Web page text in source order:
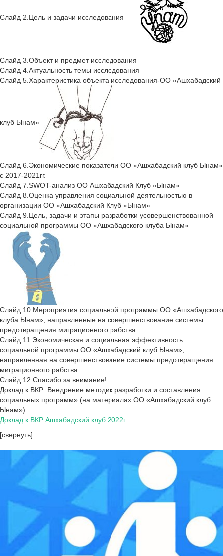
Слайд 2.Цель и задачи исследования
Слайд 3.Объект и предмет исследования
Слайд 4.Актуальность темы исследования
Слайд 5.Характеристика объекта исследования-ОО «Ашхабадский
клуб Ынам»
Слайд 6.Экономические показатели ОО «Ашхабадский клуб Ынам»
с 2017-2021гг.
Слайд 7.SWOT-анализ ОО Ашхабадский Клуб «Ынам»
Слайд 8.Оценка управления социальной деятельностью в
организации ОО «Ашхабадский Клуб «Ынам»
Слайд 9.Цель, задачи и этапы разработки усовершенствованной
социальной программы ОО «Ашхабадского клуба Ынам»
Слайд 10.Мероприятия социальной программы ОО «Ашхабадского
клуба Ынам», направленные на совершенствование системы
предотвращения миграционного рабства
Слайд 11.Экономическая и социальная эффективность
социальной программы ОО «Ашхабадский клуб Ынам»,
направленная на совершенствование системы предотвращения
миграционного рабства
Слайд 12.Спасибо за внимание!
Доклад к ВКР: Внедрение методик разработки и составления
социальных программ» (на материалах ОО «Ашхабадский клуб
Ынам»)
Доклад к ВКР Ашхабадский клуб 2022г.
[свернуть]